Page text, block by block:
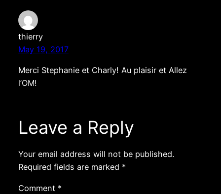
thierry
May 19, 2017
Merci Stephanie et Charly! Au plaisir et Allez
l’OM!
Leave a Reply
Your email address will not be published.
Required fields are marked *
Comment *